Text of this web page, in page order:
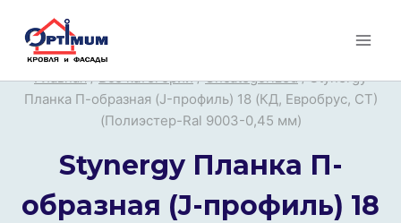
Перейти
Главная / Все категории / Uncategorized / Stynergy
Планка П-образная (J-профиль) 18 (КД, Евробрус, СТ)
(Полиэстер-Ral 9003-0,45 мм)
Stynergy Планка П-
образная (J-профиль) 18